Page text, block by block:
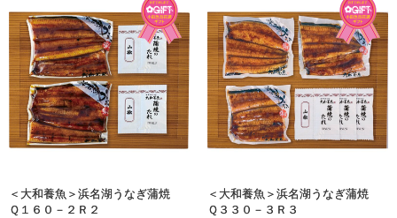
＜大和養魚＞浜名湖うなぎ蒲焼
Ｑ１６０－２Ｒ２
＜大和養魚＞浜名湖うなぎ蒲焼
Ｑ３３０－３Ｒ３